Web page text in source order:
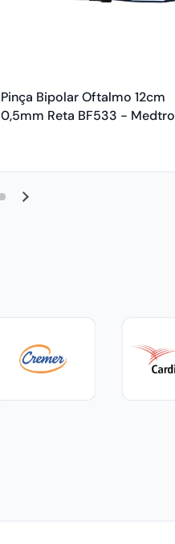
Pinça Bipolar Oftalmo 12cm
0,5mm Reta BF533 -